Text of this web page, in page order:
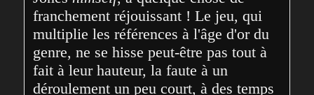
franchement réjouissant ! Le jeu, qui
multiplie les références à l'âge d'or du
genre, ne se hisse peut-être pas tout à
fait à leur hauteur, la faute à un
déroulement un peu court, à des temps